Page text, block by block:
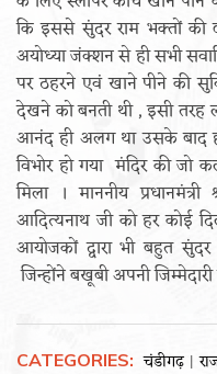
कि इससे सुंदर राम भक्तों की
अयोध्या जंक्शन से ही सभी
पर ठहरने एवं खाने पीने की
देखने को बनती थी , इसी
आनंद ही अलग था उसके बाद
विभोर हो गया मंदिर की जो
मिला । माननीय
आदित्यनाथ जी को हर कोई
आयोजकों द्वारा भी बहुत
जिन्होंने बखूबी अपनी जिम्मेदारी
CATEGORIES: चंडीगढ़ |